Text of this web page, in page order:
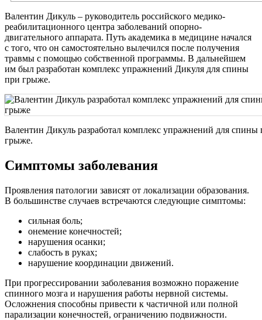
Валентин Дикуль – руководитель российского медико-
реабилитационного центра заболеваний опорно-
двигательного аппарата. Путь академика в медицине начался
с того, что он самостоятельно вылечился после получения
травмы с помощью собственной программы. В дальнейшем
им был разработан комплекс упражнений Дикуля для спины
при грыже.
Валентин Дикуль разработал комплекс упражнений для спины
грыже.
Симптомы заболевания
Проявления патологии зависят от локализации образования.
В большинстве случаев встречаются следующие симптомы:
сильная боль;
онемение конечностей;
нарушения осанки;
слабость в руках;
нарушение координации движений.
При прогрессировании заболевания возможно поражение
спинного мозга и нарушения работы нервной системы.
Осложнения способны привести к частичной или полной
парализации конечностей, ограничению подвижности.